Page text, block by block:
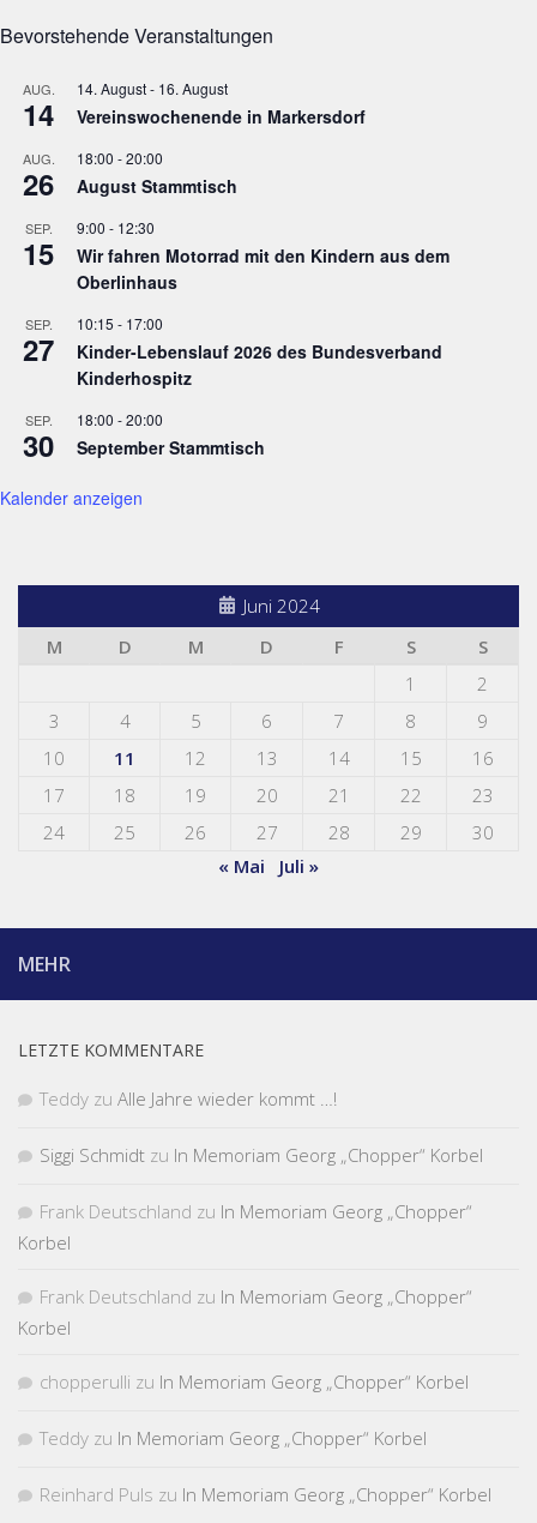
Bevorstehende Veranstaltungen
AUG.
14
14. August- 16. August
Vereinswochenende in Markersdorf
AUG.
26
18:00 -20:00
August Stammtisch
SEP.
15
9:00 - 12:30
Wir fahren Motorrad mit den Kindern aus dem
Oberlinhaus
SEP.
27
10:15 - 17:00
Kinder-Lebenslauf 2026 des Bundesverband
Kinderhospitz
SEP.
30
18:00 -20:00
September Stammtisch
Kalender anzeigen
Juni 2024
M
D M D F S
S
1
2
3
4 5 6 7 8
9
10
11 12 13 14 15
16
17
18 19 20 21 22
23
24
25 26 27 28 29
30
« Mai
Juli »
MEHR
LETZTE KOMMENTARE
Teddy zu Alle Jahre wieder kommt …!
Siggi Schmidt zu In Memoriam Georg „Chopper“ Korbel
Frank Deutschland zu In Memoriam Georg „Chopper“
Korbel
Frank Deutschland zu In Memoriam Georg „Chopper“
Korbel
chopperulli zu In Memoriam Georg „Chopper“ Korbel
Teddy zu In Memoriam Georg „Chopper“ Korbel
Reinhard Puls zu In Memoriam Georg „Chopper“ Korbel